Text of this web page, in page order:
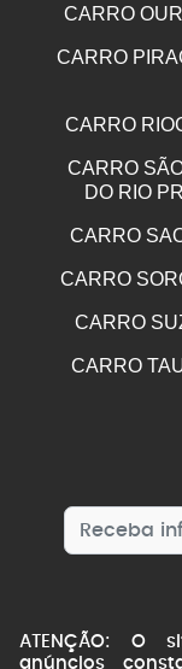
CARRO
CARRO
CARRO
CARRO
DO RIO
CARRO
CARRO
CARRO
CARRO
ATENÇÃO: O
anúncios